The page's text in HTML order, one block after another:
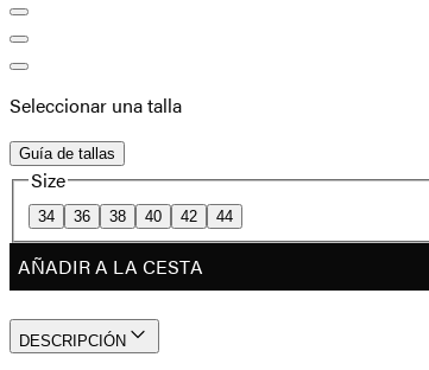
Seleccionar una talla
Guía de tallas
Size
34 36 38 40 42 44
AÑADIR A LA CESTA
DESCRIPCIÓN